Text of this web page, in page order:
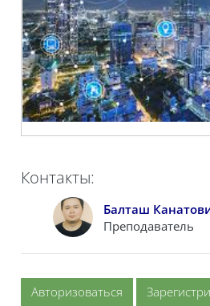
Контакты:
Балташ
Преподаватель
Авторизоваться